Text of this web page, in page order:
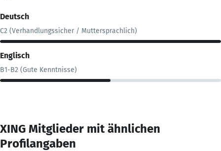
Deutsch
C2 (Verhandlungssicher / Muttersprachlich)
Englisch
B1-B2 (Gute Kenntnisse)
XING Mitglieder mit ähnlichen
Profilangaben